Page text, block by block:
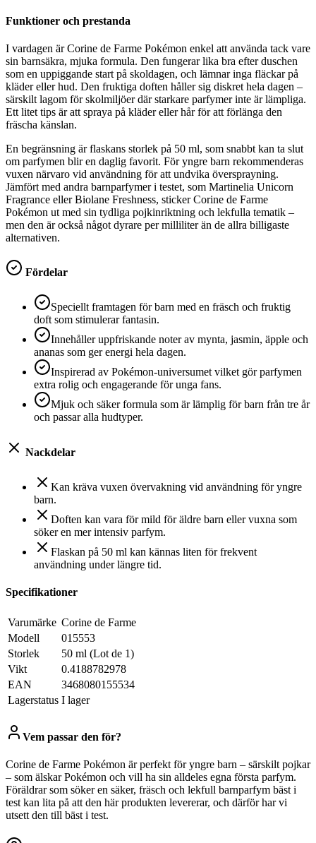
Funktioner och prestanda
I vardagen är Corine de Farme Pokémon enkel att använda tack vare
sin barnsäkra, mjuka formula. Den fungerar lika bra efter duschen
som en uppiggande start på skoldagen, och lämnar inga fläckar på
kläder eller hud. Den fruktiga doften håller sig diskret hela dagen –
särskilt lagom för skolmiljöer där starkare parfymer inte är lämpliga.
Ett litet tips är att spraya på kläder eller hår för att förlänga den
fräscha känslan.
En begränsning är flaskans storlek på 50 ml, som snabbt kan ta slut
om parfymen blir en daglig favorit. För yngre barn rekommenderas
vuxen närvaro vid användning för att undvika översprayning.
Jämfört med andra barnparfymer i testet, som Martinelia Unicorn
Fragrance eller Biolane Freshness, sticker Corine de Farme
Pokémon ut med sin tydliga pojkinriktning och lekfulla tematik –
men den är också något dyrare per milliliter än de allra billigaste
alternativen.
Fördelar
Speciellt framtagen för barn med en fräsch och fruktig
doft som stimulerar fantasin.
Innehåller uppfriskande noter av mynta, jasmin, äpple och
ananas som ger energi hela dagen.
Inspirerad av Pokémon-universumet vilket gör parfymen
extra rolig och engagerande för unga fans.
Mjuk och säker formula som är lämplig för barn från tre år
och passar alla hudtyper.
Nackdelar
Kan kräva vuxen övervakning vid användning för yngre
barn.
Doften kan vara för mild för äldre barn eller vuxna som
söker en mer intensiv parfym.
Flaskan på 50 ml kan kännas liten för frekvent
användning under längre tid.
Specifikationer
Varumärke Corine de Farme
Modell
015553
Storlek
50 ml (Lot de 1)
Vikt
0.4188782978
EAN
3468080155534
Lagerstatus I lager
Vem passar den för?
Corine de Farme Pokémon är perfekt för yngre barn – särskilt pojkar
– som älskar Pokémon och vill ha sin alldeles egna första parfym.
Föräldrar som söker en säker, fräsch och lekfull barnparfym bäst i
test kan lita på att den här produkten levererar, och därför har vi
utsett den till bäst i test.